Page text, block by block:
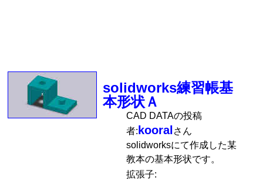
solidworks練習帳基
本形状Ａ
CAD DATAの投稿
者:kooralさん
solidworksにて作成した某
教本の基本形状です。
拡張子: